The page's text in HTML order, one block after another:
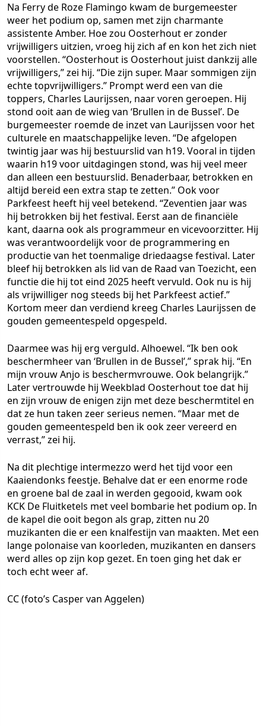
Na Ferry de Roze Flamingo kwam de burgemeester
weer het podium op, samen met zijn charmante
assistente Amber. Hoe zou Oosterhout er zonder
vrijwilligers uitzien, vroeg hij zich af en kon het zich niet
voorstellen. “Oosterhout is Oosterhout juist dankzij alle
vrijwilligers,” zei hij. “Die zijn super. Maar sommigen zijn
echte topvrijwilligers.” Prompt werd een van die
toppers, Charles Laurijssen, naar voren geroepen. Hij
stond ooit aan de wieg van ‘Brullen in de Bussel’. De
burgemeester roemde de inzet van Laurijssen voor het
culturele en maatschappelijke leven. “De afgelopen
twintig jaar was hij bestuurslid van h19. Vooral in tijden
waarin h19 voor uitdagingen stond, was hij veel meer
dan alleen een bestuurslid. Benaderbaar, betrokken en
altijd bereid een extra stap te zetten.” Ook voor
Parkfeest heeft hij veel betekend. “Zeventien jaar was
hij betrokken bij het festival. Eerst aan de financiële
kant, daarna ook als programmeur en vicevoorzitter. Hij
was verantwoordelijk voor de programmering en
productie van het toenmalige driedaagse festival. Later
bleef hij betrokken als lid van de Raad van Toezicht, een
functie die hij tot eind 2025 heeft vervuld. Ook nu is hij
als vrijwilliger nog steeds bij het Parkfeest actief.”
Kortom meer dan verdiend kreeg Charles Laurijssen de
gouden gemeentespeld opgespeld.
Daarmee was hij erg verguld. Alhoewel. “Ik ben ook
beschermheer van ‘Brullen in de Bussel’,” sprak hij. “En
mijn vrouw Anjo is beschermvrouwe. Ook belangrijk.”
Later vertrouwde hij Weekblad Oosterhout toe dat hij
en zijn vrouw de enigen zijn met deze beschermtitel en
dat ze hun taken zeer serieus nemen. “Maar met de
gouden gemeentespeld ben ik ook zeer vereerd en
verrast,” zei hij.
Na dit plechtige intermezzo werd het tijd voor een
Kaaiendonks feestje. Behalve dat er een enorme rode
en groene bal de zaal in werden gegooid, kwam ook
KCK De Fluitketels met veel bombarie het podium op. In
de kapel die ooit begon als grap, zitten nu 20
muzikanten die er een knalfestijn van maakten. Met een
lange polonaise van koorleden, muzikanten en dansers
werd alles op zijn kop gezet. En toen ging het dak er
toch echt weer af.
CC (foto’s Casper van Aggelen)